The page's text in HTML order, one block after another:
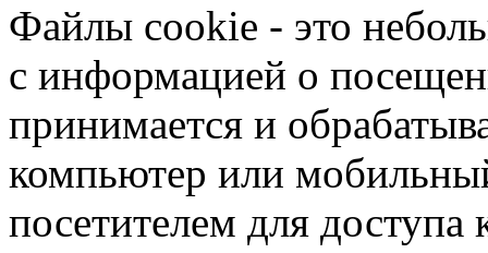
Файлы cookie - это
с информацией о
принимается и
компьютер или
посетителем для доступа